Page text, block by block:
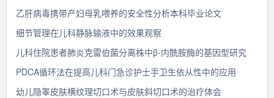
乙肝病毒携带产妇母乳喂养的安全性分析本科毕业论文
细节管理在儿科静脉输液中的效果观察
儿科住院患者肺炎克雷伯菌分离株中β-内酰胺酶的基因型研究
PDCA循环法在提高儿科门急诊护士手卫生依从性中的应用
幼儿隐睾皮肤横纹理切口术与皮肤斜切口术的治疗体会